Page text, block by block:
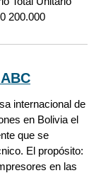
200.000
internacional de
en Bolivia el
que se
El propósito:
en las